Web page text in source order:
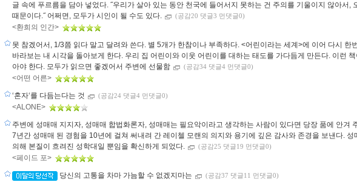
글 속에 푸르름을 담아 넣었다. ˝우리가 살아 있는 동안 천국에 들어서지 못하는 건 주의를 기울이지 않아서,
때문이다.˝ 어쩌면, 모두가 시인이 될 수도 있다.
(공감20 댓글3 먼댓글0)
<환희의 인간>
못 참겠어서, 1/3쯤 읽다 말고 달려와 쓴다. 별 5개가 한참이나 부족하다. <어린이라는 세계>에 이어 다시 한
바라보는 내 시각을 돌아보게 한다. 우리 집 어린이와 이웃 어린이를 대하는 태도를 가다듬게 만든다. 이런
아야 한다. 모두가 읽으면 좋겠어서 주변에 선물함
(공감34 댓글4 먼댓글0)
<어떤 어른>
‘혼자‘를 다듬는다는 것 (공감24 댓글4 먼댓글0)
<ALONE>
주변에 성매매 지지자, 성매매 합법화론자, 성매매는 필요악이라고 생각하는 사람이 있다면 당장 품에 안겨
7년간 성매매 된 경험을 10년에 걸쳐 써내려 간 레이첼 모랜의 의지와 용기에 깊은 감사와 존경을 보낸다. 성
의해 본질이 흐려진 성학대일 뿐임을 확신하게 되었다.
(공감25 댓글19 먼댓글0)
<페이드 포>
당신의 고통을 차마 가늠할 수 없겠지마는 (공감37 댓글11 먼댓글0)